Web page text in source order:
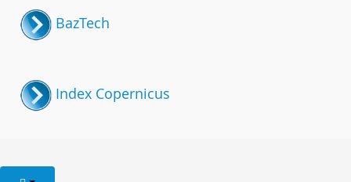
BazTech
Index Copernicus